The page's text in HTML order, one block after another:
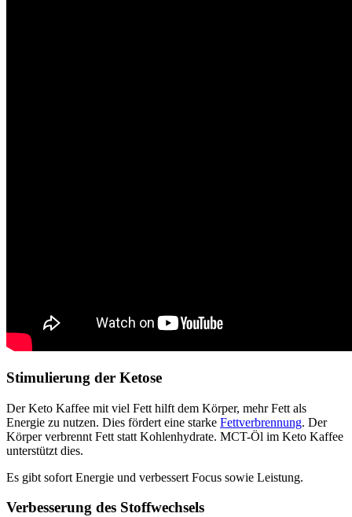
Stimulierung der Ketose
Der Keto Kaffee mit viel Fett hilft dem Körper, mehr Fett als
Energie zu nutzen. Dies fördert eine starke Fettverbrennung. Der
Körper verbrennt Fett statt Kohlenhydrate. MCT-Öl im Keto Kaffee
unterstützt dies.
Es gibt sofort Energie und verbessert Focus sowie Leistung.
Verbesserung des Stoffwechsels